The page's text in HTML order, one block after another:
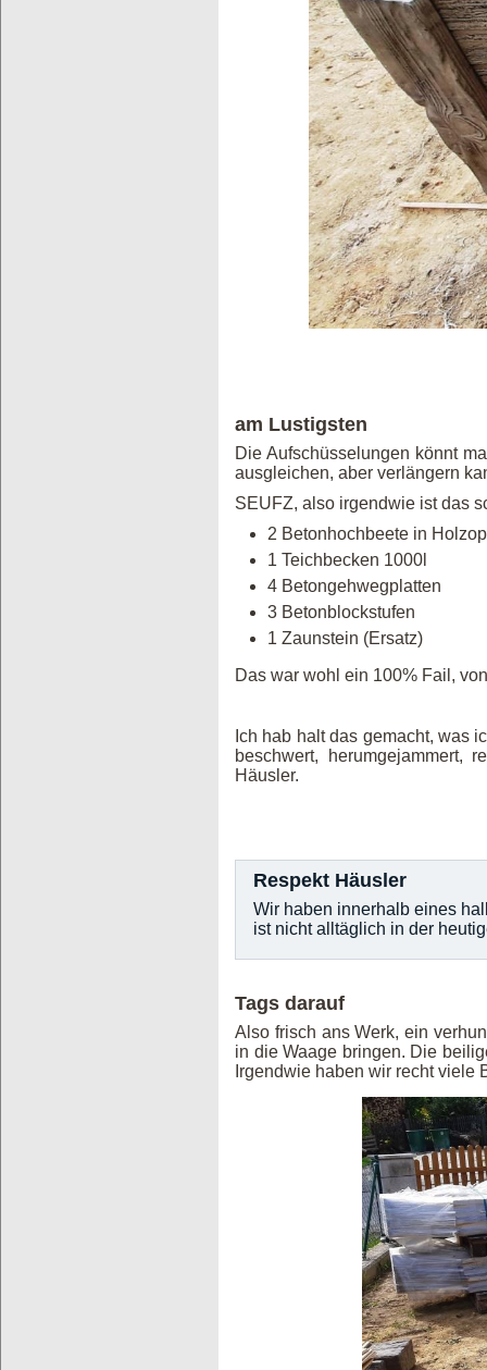
am Lustigsten
Die Aufschüsselungen könnt
ausgleichen, aber verlängern
SEUFZ, also irgendwie ist das
2 Betonhochbeete in
1 Teichbecken 1000l
4 Betongehwegplatten
3 Betonblockstufen
1 Zaunstein (Ersatz)
Das war wohl ein 100% Fail,
Ich hab halt das gemacht, was
beschwert, herumgejammert,
Häusler.
Respekt Häusler
Wir haben innerhalb eines
ist nicht alltäglich in der
Tags darauf
Also frisch ans Werk, ein
in die Waage bringen. Die
Irgendwie haben wir recht viele